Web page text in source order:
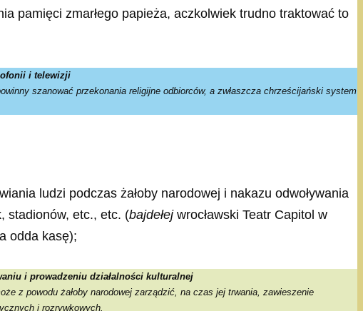
pamięci zmarłego papieża, aczkolwiek trudno traktować to
i telewizji
szanować przekonania religijne odbiorców, a zwłaszcza chrześcijański system
ludzi podczas żałoby narodowej i nakazu odwoływania
stadionów, etc., etc. (bajdełejwrocławski Teatr Capitol w
odda kasę);
i prowadzeniu działalności kulturalnej
z powodu żałoby narodowej zarządzić, na czas jej trwania, zawieszenie
i rozrywkowych.